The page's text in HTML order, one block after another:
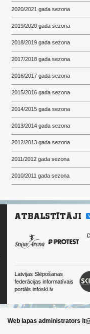
2020/2021 gada sezona
2019/2020 gada sezona
2018/2019 gada sezona
2017/2018 gada sezona
2016/2017 gada sezona
2015/2016 gada sezona
2014/2015 gada sezona
2013/2014 gada sezona
2012/2013 gada sezona
2011/2012 gada sezona
2010/2011 gada sezona
Latvijas Slēpošanas
federācijas informatīvais
portāls infoski.lv
Web lapas administrators